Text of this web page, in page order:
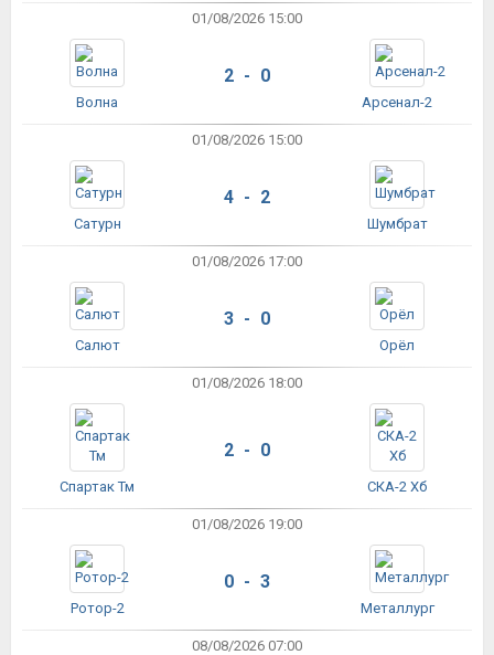
01/08/2026 15:00
Волна
2 - 0
Арсенал-2
01/08/2026 15:00
Сатурн
4 - 2
Шумбрат
01/08/2026 17:00
Салют
3 - 0
Орёл
01/08/2026 18:00
Спартак Тм
2 - 0
СКА-2 Хб
01/08/2026 19:00
Ротор-2
0 - 3
Металлург
08/08/2026 07:00